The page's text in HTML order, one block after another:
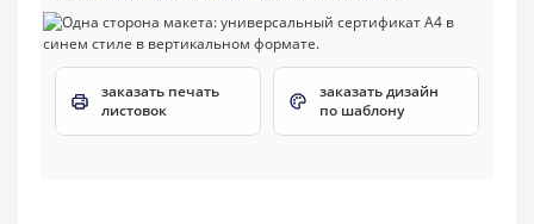
заказать печать
листовок
заказать дизайн
по шаблону